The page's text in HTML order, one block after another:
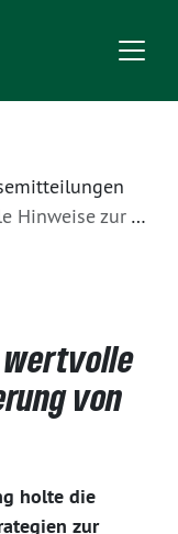
von Warnsystemen
wertvolle
von
holte die
zur